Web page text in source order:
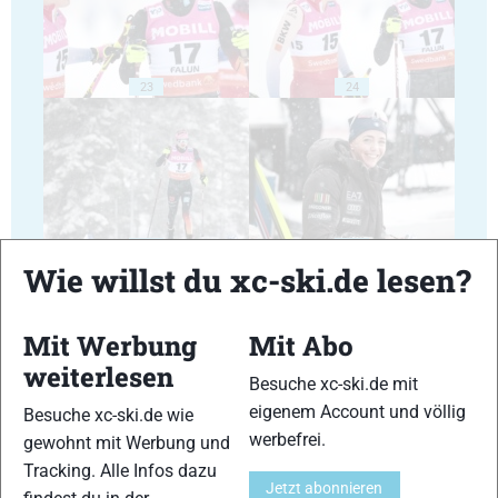
23 24
27 28
Wie willst du xc-ski.de lesen?
Mit Werbung
weiterlesen
Besuche xc-ski.de wie
gewohnt mit Werbung und
Tracking. Alle Infos dazu
Mit Abo
Besuche xc-ski.de mit
eigenem Account und völlig
werbefrei.
Jetzt abonnieren